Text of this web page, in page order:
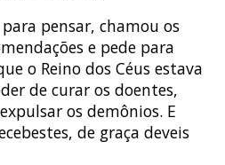
pensar, chamou os
e pede para
o Reino dos Céus estava
de curar os doentes,
os demônios. E
de graça deveis